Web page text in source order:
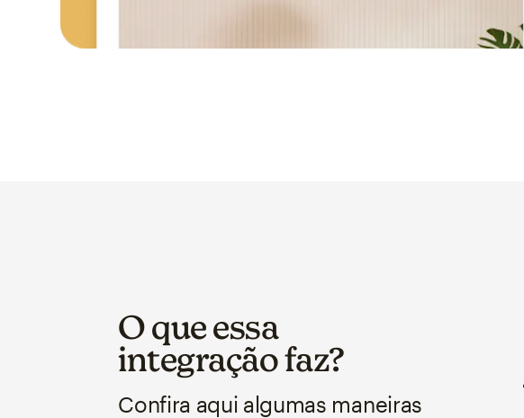
O que essa
integração faz?
Confira aqui algumas maneiras